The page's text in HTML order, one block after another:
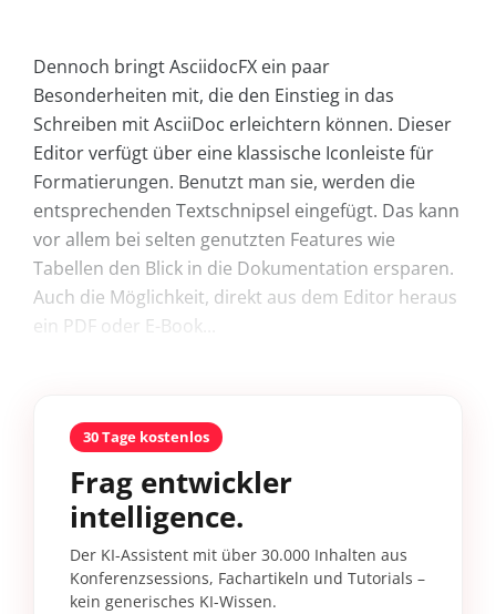
Dennoch bringt AsciidocFX ein paar
Besonderheiten mit, die den Einstieg in das
Schreiben mit AsciiDoc erleichtern können. Dieser
Editor verfügt über eine klassische Iconleiste für
Formatierungen. Benutzt man sie, werden die
entsprechenden Textschnipsel eingefügt. Das kann
vor allem bei selten genutzten Features wie
Tabellen den Blick in die Dokumentation ersparen.
Auch die Möglichkeit, direkt aus dem Editor heraus
ein PDF oder E-Book...
30 Tage kostenlos
Frag entwickler
intelligence.
Der KI-Assistent mit über 30.000 Inhalten aus
Konferenzsessions, Fachartikeln und Tutorials –
kein generisches KI-Wissen.